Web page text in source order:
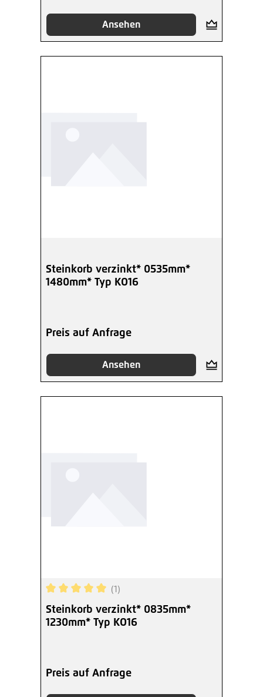
Ansehen
Steinkorb verzinkt* 0535mm*
1480mm* Typ KO16
Preis auf Anfrage
Ansehen
Durchschnittliche Bewertung von 5 von 5
(1)
Steinkorb verzinkt* 0835mm*
1230mm* Typ KO16
Preis auf Anfrage